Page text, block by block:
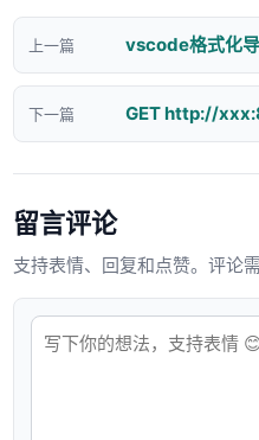
上一篇 vscode格式化
下一篇 GET http://
留言评论
支持表情、回复和点赞。评论需